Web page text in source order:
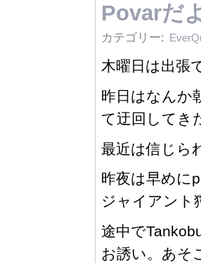
Povarだ
カテゴリー:
木曜日は出張
昨日はなんか
て迂回してき
最近は信じら
昨夜は早めに
ジャイアント
途中で
お誘い。あそ